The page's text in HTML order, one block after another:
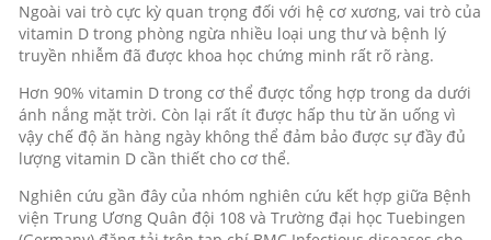
Ngoài vai trò cực kỳ quan trọng đối với hệ cơ xương, vai trò của
vitamin D trong phòng ngừa nhiều loại ung thư và bệnh lý
truyền nhiễm đã được khoa học chứng minh rất rõ ràng.
Hơn 90% vitamin D trong cơ thể được tổng hợp trong da dưới
ánh nắng mặt trời. Còn lại rất ít được hấp thu từ ăn uống vì
vậy chế độ ăn hàng ngày không thể đảm bảo được sự đầy đủ
lượng vitamin D cần thiết cho cơ thể.
Nghiên cứu gần đây của nhóm nghiên cứu kết hợp giữa Bệnh
viện Trung Ương Quân đội 108 và Trường đại học Tuebingen